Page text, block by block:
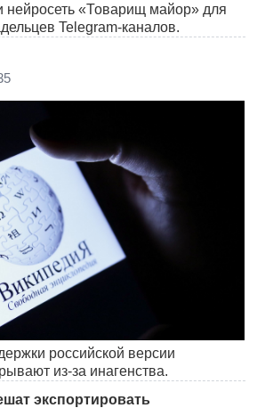
нейросеть «Товарищ майор» для
Telegram-каналов.
российской версии
из-за инагенства.
экспортировать